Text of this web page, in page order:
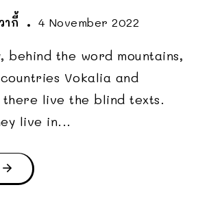
ากี้ 4 November 2022
behind the word mountains,
Vokalia and
there live the blind texts.
live in...